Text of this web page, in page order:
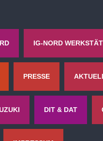
IG-NORD
PRESSE
DIT & DAT